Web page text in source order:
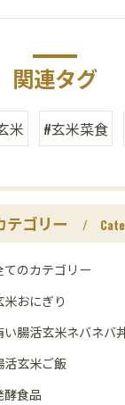
関連タグ
米 #玄米菜食
テゴリー
てのカテゴリー
米おにぎり
い腸活玄米ネバネバ
活玄米ご飯
酵食品